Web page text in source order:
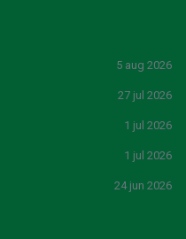
5 aug 2026
27 jul 2026
1 jul 2026
1 jul 2026
24 jun 2026